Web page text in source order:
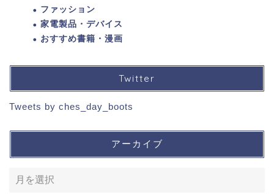
ファッション
家電製品・デバイス
おすすめ書籍・漫画
Twitter
Tweets by ches_day_boots
アーカイブ